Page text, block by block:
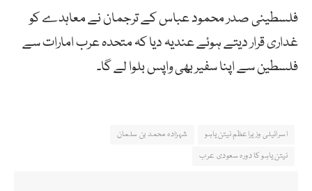
فلسطینی صدر محمود عباس کے ترجمان نے معاہدے کو
غداری قرار دیتے ہوئے عندیہ دیا کہ متحدہ عرب امارات سے
فلسطین سے اپنا سفیر بھی واپس بلوا لے گا۔
اسرائیلی وزیراعظم نیتن یاہو
شہزادہ محمد بن سلمان
نیتن یاہو کا دورہ سعودی عرب